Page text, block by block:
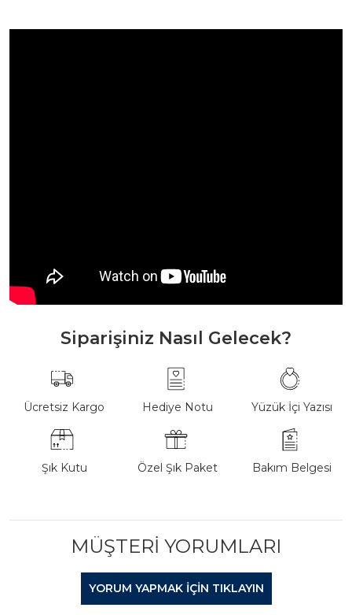
Siparişiniz Nasıl Gelecek?
Ücretsiz Kargo Hediye Notu Yüzük İçi Yazısı
Şık Kutu Özel Şık Paket Bakım Belgesi
MÜŞTERI YORUMLARI
YORUM YAPMAK IÇIN TIKLAYIN